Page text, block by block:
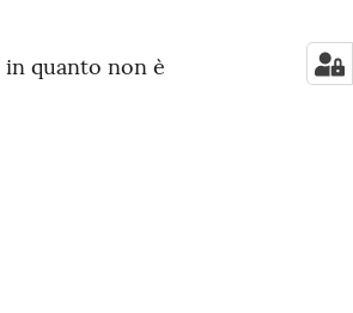
in quanto non è